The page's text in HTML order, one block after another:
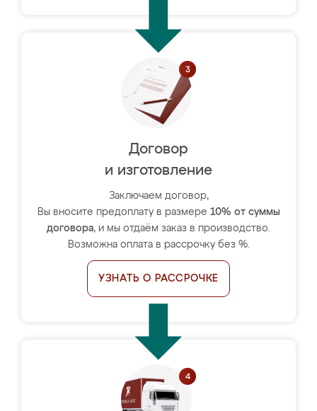
Договор
и изготовление
Заключаем договор,
Вы вносите предоплату в размере 10% от суммы
договора, и мы отдаём заказ в производство.
Возможна оплата в рассрочку без %.
УЗНАТЬ О РАССРОЧКЕ